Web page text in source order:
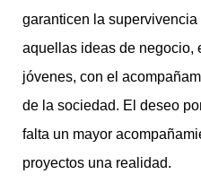
garanticen la
aquellas ideas de negocio,
jóvenes, con el
de la sociedad. El deseo
falta un mayor
proyectos una realidad.